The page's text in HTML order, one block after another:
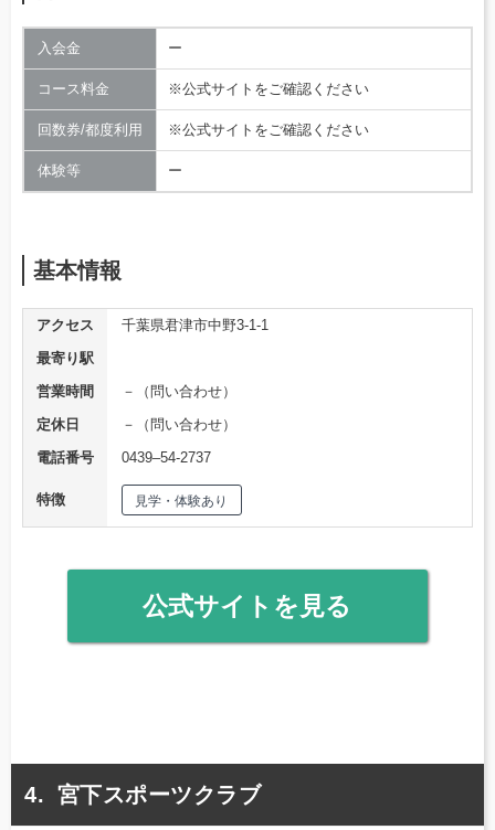
入会金 ー
コース料金 ※公式サイトをご確認ください
回数券/都度利用 ※公式サイトをご確認ください
体験等 ー
基本情報
アクセス
千葉県君津市中野3-1-1
最寄り駅
営業時間
－（問い合わせ）
定休日
－（問い合わせ）
電話番号
0439–54-2737
特徴 見学・体験あり
公式サイトを見る
宮下スポーツクラブ